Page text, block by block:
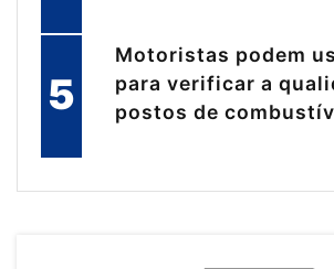
5
Motoristas podem
para verificar a
postos de